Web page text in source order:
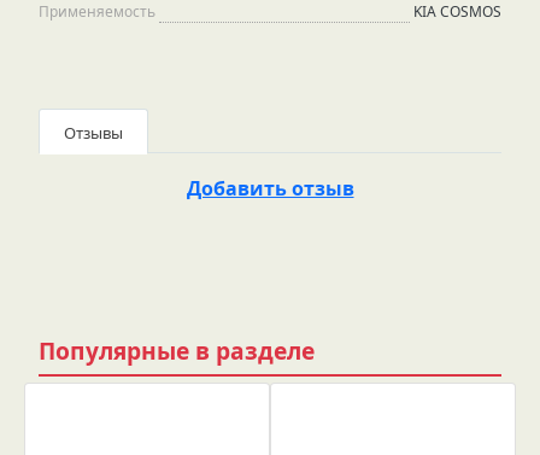
Применяемость
KIA COSMOS
Отзывы
Добавить отзыв
Популярные в разделе